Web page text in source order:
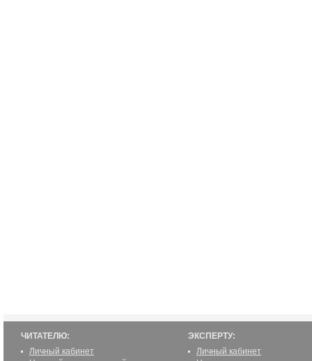
ЧИТАТЕЛЮ:
Личный кабинет
ЭКСПЕРТУ:
Личный кабинет